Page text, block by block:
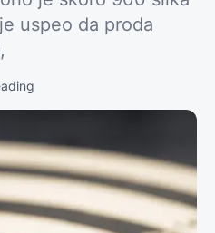
uspeo da proda